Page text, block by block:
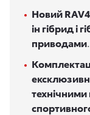
Новий
ін гібрид і
приводами